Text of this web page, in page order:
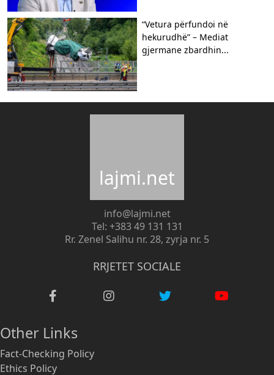
“Vetura përfundoi në
hekurudhë” – Mediat
gjermane zbardhin...
lajmi.net
info@lajmi.net
Tel: +383 49 131 131
Rr. Zenel Salihu nr. 28, zyrja nr. 5
RRJETET SOCIALE
Other Links
Fact-Checking Policy
Ethics Policy